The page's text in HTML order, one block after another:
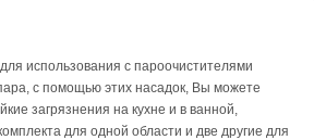
использования с пароочистителями
с помощью этих насадок, Вы можете
загрязнения на кухне и в ванной,
для одной области и две другие для